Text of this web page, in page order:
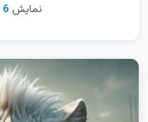
سراسری
سمنان
سیستان و بلوچستان
نمایش 6